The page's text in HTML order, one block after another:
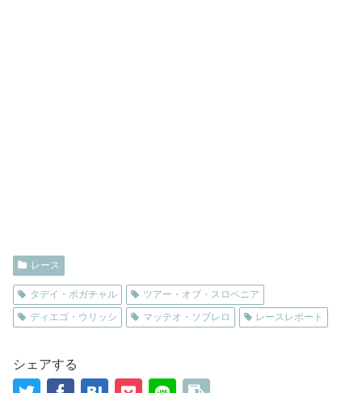
レース
タデイ・ポガチャル
ツアー・オブ・スロベニア
ディエゴ・ウリッシ
マッテオ・ソブレロ レースレポート
シェアする